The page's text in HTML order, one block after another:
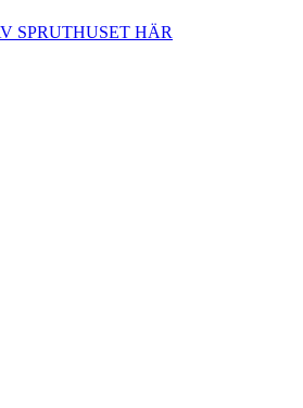
SPRUTHUSET HÄR